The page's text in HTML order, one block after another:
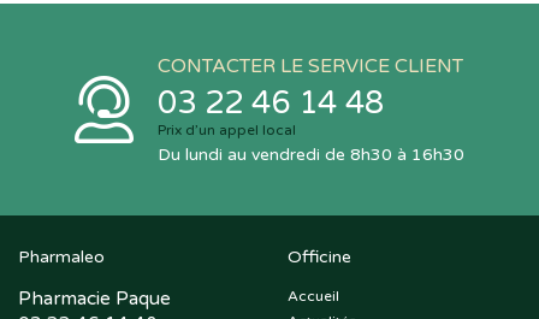
CONTACTER LE SERVICE CLIENT
03 22 46 14 48
Prix d’un appel local
Du lundi au vendredi de 8h30 à 16h30
Pharmaleo
Pharmacie Paque
Officine
Accueil